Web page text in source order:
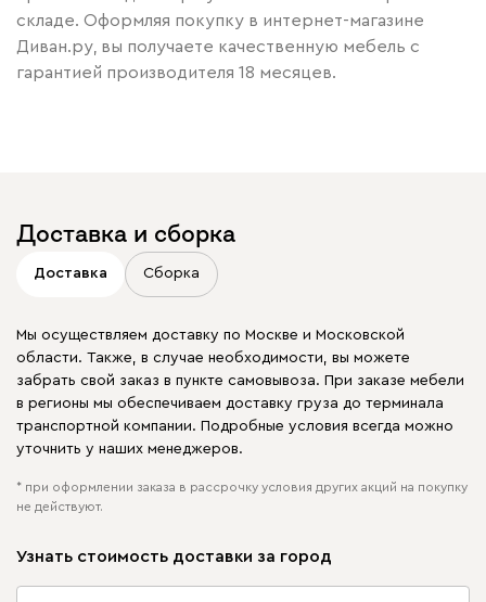
складе. Оформляя покупку в интернет-магазине
Диван.ру, вы получаете качественную мебель с
гарантией производителя 18 месяцев.
Доставка и сборка
Доставка Сборка
Мы осуществляем доставку по Москве и Московской
области. Также, в случае необходимости, вы можете
забрать свой заказ в пункте самовывоза. При заказе мебели
в регионы мы обеспечиваем доставку груза до терминала
транспортной компании. Подробные условия всегда можно
уточнить у наших менеджеров.
* при оформлении заказа в рассрочку условия других акций на покупку
не действуют.
Узнать стоимость доставки за город